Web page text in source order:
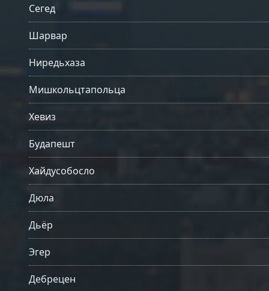
Сегед
Шарвар
Ниредьхаза
Мишкольцтапольца
Хевиз
Будапешт
Хайдусобосло
Дюла
Дьёр
Эгер
Дебрецен